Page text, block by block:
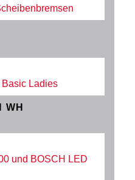
Ladies
WH
und BOSCH LED